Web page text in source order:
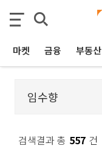
마켓 금융 부동산
검색결과 총 557 건